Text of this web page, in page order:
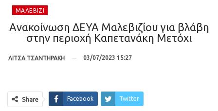
ΜΑΛΕΒΊΖΙ
Ανακοίνωση ΔΕΥΑ Μαλεβιζίου για βλάβη
στην περιοχή Καπετανάκη Μετόχι
ΛΙΤΣΑ ΤΣΑΝΤΗΡΑΚΗ 03/07/2023 15:27
Share Facebook Twitter